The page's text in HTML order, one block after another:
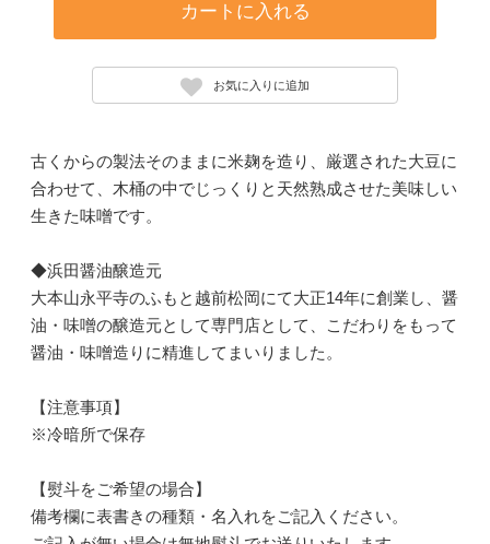
カートに入れる
お気に入りに追加
古くからの製法そのままに米麹を造り、厳選された大豆に
合わせて、木桶の中でじっくりと天然熟成させた美味しい
生きた味噌です。
◆浜田醤油醸造元
大本山永平寺のふもと越前松岡にて大正14年に創業し、醤
油・味噌の醸造元として専門店として、こだわりをもって
醤油・味噌造りに精進してまいりました。
【注意事項】
※冷暗所で保存
【熨斗をご希望の場合】
備考欄に表書きの種類・名入れをご記入ください。